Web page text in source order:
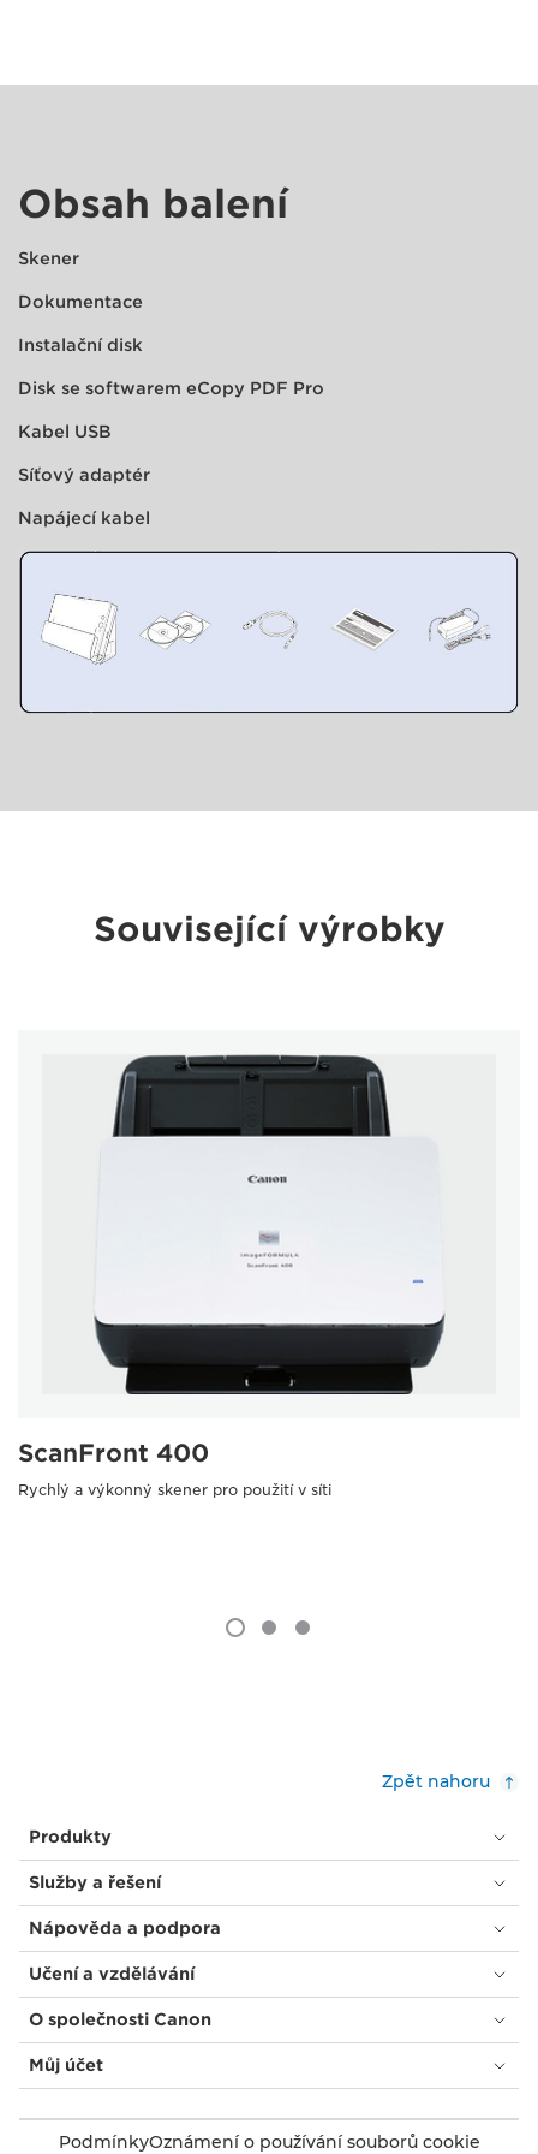
Obsah balení
Skener
Dokumentace
Instalační disk
Disk se softwarem eCopy PDF Pro
Kabel USB
Síťový adaptér
Napájecí kabel
Související výrobky
ScanFront 400
Rychlý a výkonný skener pro použití v síti
Zpět nahoru
Produkty
Služby a řešení
Nápověda a podpora
Učení a vzdělávání
O společnosti Canon
Můj účet
PodmínkyOznámení o používání souborů cookie